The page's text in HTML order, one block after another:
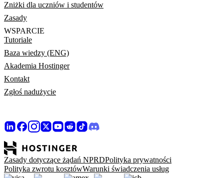
Zniżki dla uczniów i studentów
Zasady
WSPARCIE
Tutoriale
Baza wiedzy (ENG)
Akademia Hostinger
Kontakt
Zgłoś nadużycie
Zasady dotyczące żądań NPRDPolityka prywatności
Polityka zwrotu kosztówWarunki świadczenia usług